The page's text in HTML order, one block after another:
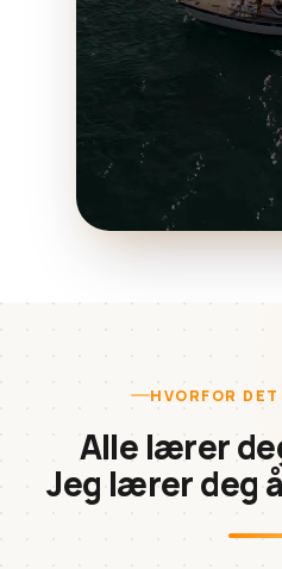
HVORFOR
Alle lærer
Jeg lærer deg